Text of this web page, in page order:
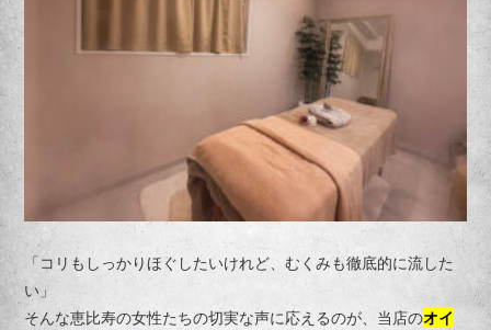
「コリもしっかりほぐしたいけれど、むくみも徹底的に流した
い」
そんな恵比寿の女性たちの切実な声に応えるのが、当店のオイ